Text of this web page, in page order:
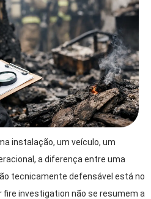
instalação, um veículo, um
a diferença entre uma
tecnicamente defensável está no
investigation não se resumem a